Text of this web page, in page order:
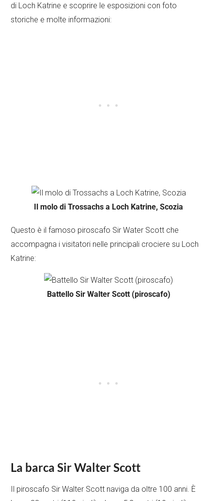
di Loch Katrine e scoprire le esposizioni con foto
storiche e molte informazioni:
Il molo di Trossachs a Loch Katrine, Scozia
Questo è il famoso piroscafo Sir Water Scott che
accompagna i visitatori nelle principali crociere su Loch
Katrine:
Battello Sir Walter Scott (piroscafo)
La barca Sir Walter Scott
Il piroscafo Sir Walter Scott naviga da oltre 100 anni. È